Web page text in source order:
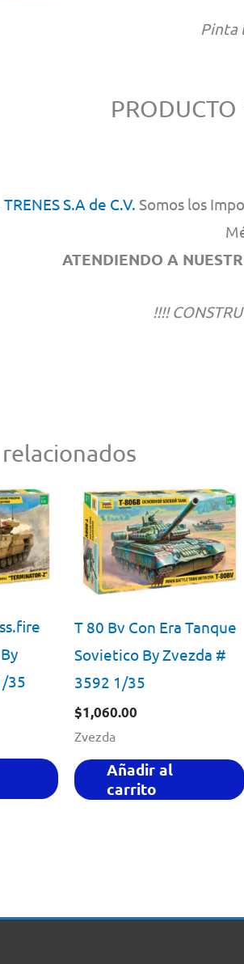
Pinta
TRENES S.A de C.V. Somos los
ATENDIENDO A
!!!!
35
T 80 Bv Con Era Tanque
Sovietico By Zvezda #
3592 1/35
$1,060.00
Zvezda
Añadir al
carrito